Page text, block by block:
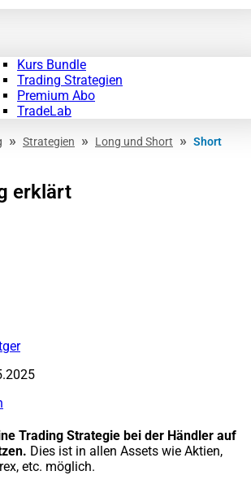
Kurs Bundle
Trading Strategien
Premium Abo
TradeLab
» Strategien » Long und Short » Short
erklärt
Trading Strategie bei der Händler auf
Dies ist in allen Assets wie Aktien,
etc. möglich.